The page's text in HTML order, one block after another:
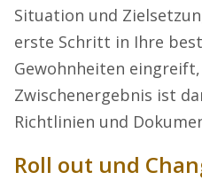
Situation und
erste Schritt in Ihre
Gewohnheiten
Zwischenergebnis ist
Richtlinien und
Roll out und